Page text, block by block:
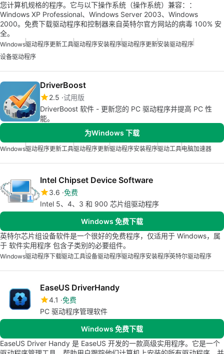
您计算机规格的程序。它与以下操作系统（操作系统）兼容：：
Windows XP Professional、Windows Server 2003、Windows
2000。免费下载驱动程序和控制器来自英特尔官方网站的病毒 100% 安
全。
Windows驱动程序更新工具驱动程序安装程序驱动程序更新安装驱动程序
设备驱动程序
DriverBoost
2.5 试用版
DriverBoost 软件 - 更新您的 PC 驱动程序并提高 PC 性
能。
为Windows 下载
Windows驱动程序更新工具驱动程序更新驱动程序安装程序驱动工具电脑加速器
Intel Chipset Device Software
3.6 免费
Intel 5、4、3 和 900 芯片组驱动程序
Windows 免费下载
英特尔芯片组设备软件是一个很好的免费程序，仅适用于 Windows，属
于 软件实用程序 包含子类别的必要组件。
Windows驱动程序下载驱动工具设备驱动程序驱动程序安装程序英特尔驱动程序
EaseUS DriverHandy
4.1 免费
PC 驱动程序管理软件
Windows 免费下载
EaseUS Driver Handy 是 EaseUS 开发的一款高级实用程序。它是一个